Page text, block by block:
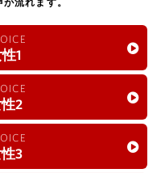
流れます。
1
2
3